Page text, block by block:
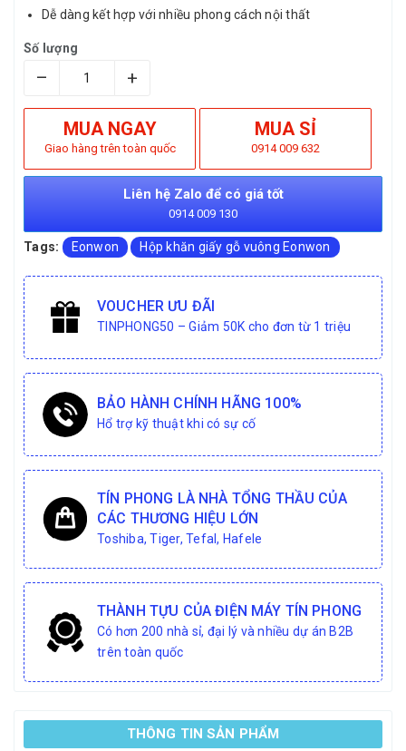
Dễ dàng kết hợp với nhiều phong cách nội thất
Số lượng
– +
MUA NGAY
Giao hàng trên toàn quốc
MUA SỈ
0914 009 632
Liên hệ Zalo để có giá tốt
0914 009 130
Tags: Eonwon Hộp khăn giấy gỗ vuông Eonwon
VOUCHER ƯU ĐÃI
TINPHONG50 – Giảm 50K cho đơn từ 1 triệu
BẢO HÀNH CHÍNH HÃNG 100%
Hổ trợ kỹ thuật khi có sự cố
TÍN PHONG LÀ NHÀ TỔNG THẦU CỦA
CÁC THƯƠNG HIỆU LỚN
Toshiba, Tiger, Tefal, Hafele
THÀNH TỰU CỦA ĐIỆN MÁY TÍN PHONG
Có hơn 200 nhà sỉ, đại lý và nhiều dự án B2B
trên toàn quốc
THÔNG TIN SẢN PHẨM